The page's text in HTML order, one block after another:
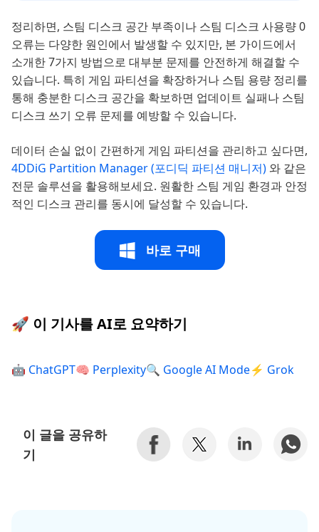
정리하면, 스팀 디스크 공간 부족이나 스팀 디스크 사용량 0
오류는 다양한 원인에서 발생할 수 있지만, 본 가이드에서
소개한 7가지 방법으로 대부분 문제를 안전하게 해결할 수
있습니다. 특히 게임 파티션을 확장하거나 스팀 용량 정리를
통해 충분한 디스크 공간을 확보하면 업데이트 실패나 스팀
디스크 쓰기 오류 문제를 예방할 수 있습니다.
데이터 손실 없이 간편하게 게임 파티션을 관리하고 싶다면,
4DDiG Partition Manager (포디딕 파티션 매니저) 와 같은
전문 솔루션을 활용해보세요. 원활한 스팀 게임 환경과 안정
적인 디스크 관리를 동시에 달성할 수 있습니다.
바로 구매
🚀 이 기사를 AI로 요약하기
🤖 ChatGPT🧠 Perplexity🔍 Google AI Mode⚡ Grok
이 글을 공유하
기